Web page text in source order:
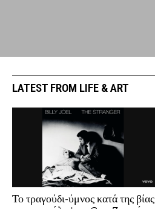
LATEST FROM LIFE & ART
Το τραγούδι-ύμνος κατά της βίας